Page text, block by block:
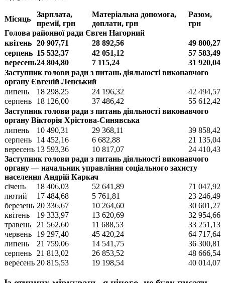
Місяць
Зарплата,
премії, грн
Матеріальна допомога,
доплати, грн
Разом,
грн
Голова районної ради Євген Нагорний
квітень 20 907,71 28 892,56
49 800,27
серпень 15 532,37 42 051,12
57 583,49
вересень24 804,80 7 115,24
31 920,04
Заступник голови ради з питань діяльності виконавчого
органу Євгеній Ленський
липень
18 298,25 24 196,32
42 494,57
серпень
18 126,00 37 486,42
55 612,42
Заступник голови ради з питань діяльності виконавчого
органу Вікторія Хрістова-Синявська
липень
10 490,31 29 368,11
39 858,42
серпень
14 452,16 6 682,88
21 135,04
вересень 13 593,36 10 817,07
24 410,43
Заступник голови ради з питань діяльності виконавчого
органу — начальник управління соціального захисту
населення Андрій Каркач
січень
18 406,03 52 641,89
71 047,92
лютий
17 484,68 5 761,81
23 246,49
березень 20 336,67 10 264,60
30 601,27
квітень
19 333,97 13 620,69
32 954,66
травень
21 562,60 11 688,53
33 251,13
червень
19 297,40 45 420,24
64 717,64
липень
21 759,06 14 541,75
36 300,81
серпень
21 813,02 26 853,52
48 666,54
вересень 20 815,53 19 198,54 40 014,07